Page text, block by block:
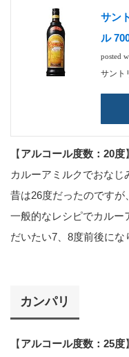
サン
ル
posted
サント
【アルコール度数：20度】
カルーアミルクでおなじ
昔は26度だったのですが
一般的なレシピでカルー
だいたい7、8度前後にな
カンパリ
【アルコール度数：25度】